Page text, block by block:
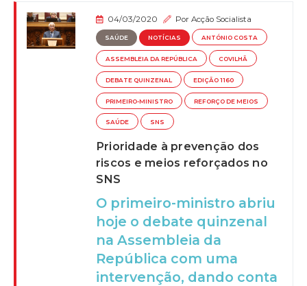
04/03/2020 PorAcção Socialista
SAÚDE NOTÍCIAS ANTÓNIO COSTA
ASSEMBLEIA DA REPÚBLICA COVILHÃ
DEBATE QUINZENAL EDIÇÃO 1160
PRIMEIRO-MINISTRO REFORÇO DE MEIOS
SAÚDE SNS
Prioridade à prevenção dos
riscos e meios reforçados no
SNS
O primeiro-ministro abriu
hoje o debate quinzenal
na Assembleia da
República com uma
intervenção, dando conta